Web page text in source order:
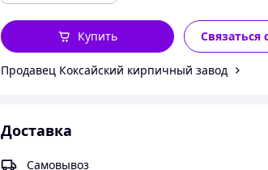
Купить Связаться
Продавец Коксайский кирпичный завод
Доставка
Самовывоз